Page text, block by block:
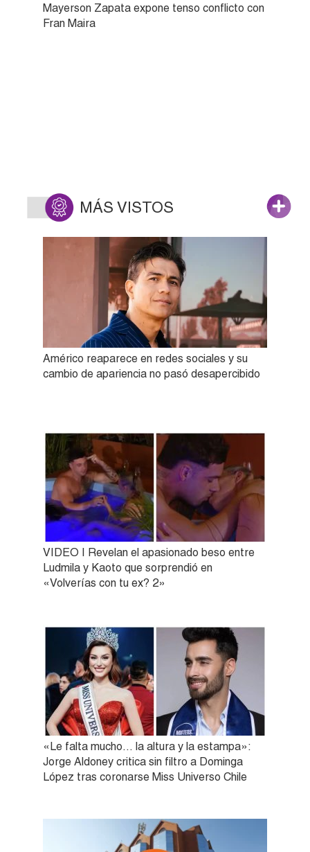
Mayerson Zapata expone tenso conflicto con
Fran Maira
MÁS VISTOS
Américo reaparece en redes sociales y su
cambio de apariencia no pasó desapercibido
VIDEO | Revelan el apasionado beso entre
Ludmila y Kaoto que sorprendió en
«Volverías con tu ex? 2»
«Le falta mucho… la altura y la estampa»:
Jorge Aldoney critica sin filtro a Dominga
López tras coronarse Miss Universo Chile